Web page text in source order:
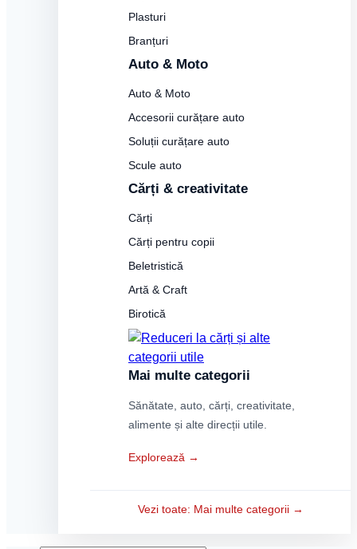
Plasturi
Branțuri
Auto & Moto
Auto & Moto
Accesorii curățare auto
Soluții curățare auto
Scule auto
Cărți & creativitate
Cărți
Cărți pentru copii
Beletristică
Artă & Craft
Birotică
Mai multe categorii
Sănătate, auto, cărți, creativitate,
alimente și alte direcții utile.
Explorează →
Vezi toate: Mai multe categorii →